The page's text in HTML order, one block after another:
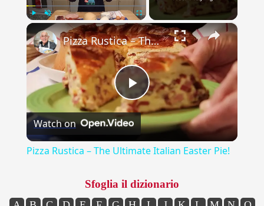
Unmute Fullscreen ×
Play
Video
Pizza Rustica – The Ultimate Italian Easter Pie!
Watch on
Pizza Rustica – The Ultimate Italian Easter Pie!
Sfoglia il dizionario